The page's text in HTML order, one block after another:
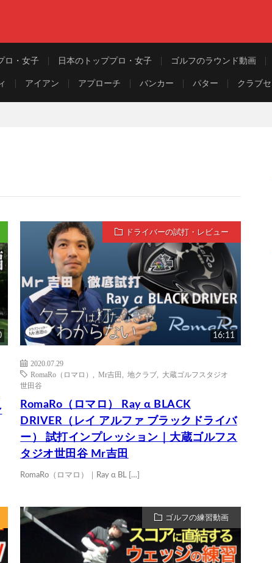
ロ・女子 日本のトッププロ・女子 ゴルフのラウンド動画
アイアン アプローチ バンカー パター クラブ
ドライバーの試打・レビュー
16:11
2020.07.29
RomaRo（ロマロ）
,Mr吉田 ,地クラブ
大蔵ゴルフスタジオ
世田谷
RomaRo（ロマロ） Ray α BLACK
DRIVER（レイ アルファ ブラックドライバ
ー） 試打インプレッション｜大蔵ゴルフス
タジオ世田谷 Mr吉田
RomaRo（ロマロ）｜Ray α BL […]
ゴルフの練習動画